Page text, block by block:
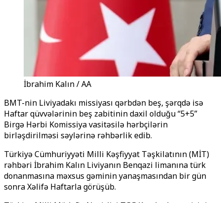
İbrahim Kalın / AA
BMT-nin Liviyadakı missiyası qərbdən beş, şərqdə isə
Haftar qüvvələrinin beş zabitinin daxil olduğu “5+5”
Birgə Hərbi Komissiya vasitəsilə hərbçilərin
birləşdirilməsi səylərinə rəhbərlik edib.
Türkiyə Cümhuriyyəti Milli Kəşfiyyat Təşkilatının (MİT)
rəhbəri İbrahim Kalın Liviyanın Benqazi limanına türk
donanmasına məxsus gəminin yanaşmasından bir gün
sonra Xəlifə Haftarla görüşüb.